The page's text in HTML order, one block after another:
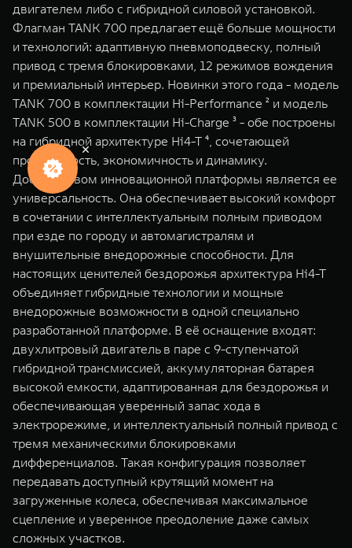
двигателем либо с гибридной силовой установкой.
Флагман TANK 700 предлагает ещё больше мощности
и технологий: адаптивную пневмоподвеску, полный
привод с тремя блокировками, 12 режимов вождения
и премиальный интерьер. Новинки этого года - модель
TANK 700 в комплектации Hi-Performance ² и модель
TANK 500 в комплектации Hi-Charge ³ - обе построены
на гибридной архитектуре Hi4-T ⁴, сочетающей
проходимость, экономичность и динамику.
Достоинством инновационной платформы является ее
универсальность. Она обеспечивает высокий комфорт
в сочетании с интеллектуальным полным приводом
при езде по городу и автомагистралям и
внушительные внедорожные способности. Для
настоящих ценителей бездорожья архитектура Hi4-T
объединяет гибридные технологии и мощные
внедорожные возможности в одной специально
разработанной платформе. В её оснащение входят:
двухлитровый двигатель в паре с 9-ступенчатой
гибридной трансмиссией, аккумуляторная батарея
высокой емкости, адаптированная для бездорожья и
обеспечивающая уверенный запас хода в
электрорежиме, и интеллектуальный полный привод с
тремя механическими блокировками
дифференциалов. Такая конфигурация позволяет
передавать доступный крутящий момент на
загруженные колеса, обеспечивая максимальное
сцепление и уверенное преодоление даже самых
сложных участков.
Персональное
предложение